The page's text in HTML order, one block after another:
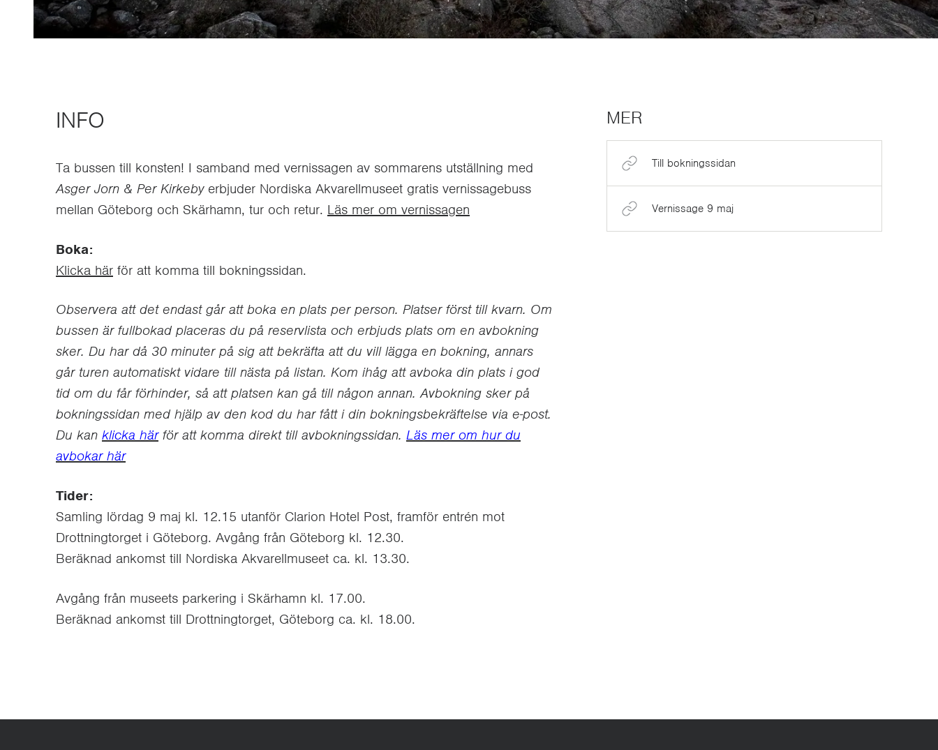
INFO
Ta bussen till konsten! I samband med vernissagen av sommarens utställning med
Asger Jorn & Per Kirkeby erbjuder Nordiska Akvarellmuseet gratis vernissagebuss
mellan Göteborg och Skärhamn, tur och retur. Läs mer om vernissagen
Boka:
Klicka här för att komma till bokningssidan.
Observera att det endast går att boka en plats per person. Platser först till kvarn. Om
bussen är fullbokad placeras du på reservlista och erbjuds plats om en avbokning
sker. Du har då 30 minuter på sig att bekräfta att du vill lägga en bokning, annars
går turen automatiskt vidare till nästa på listan. Kom ihåg att avboka din plats i god
tid om du får förhinder, så att platsen kan gå till någon annan. Avbokning sker på
bokningssidan med hjälp av den kod du har fått i din bokningsbekräftelse via e-post.
Du kan klicka härför att komma direkt till avbokningssidan. Läs mer om hur du
avbokar här
Tider:
Samling lördag 9 maj kl. 12.15 utanför Clarion Hotel Post, framför entrén mot
Drottningtorget i Göteborg. Avgång från Göteborg kl. 12.30.
Beräknad ankomst till Nordiska Akvarellmuseet ca. kl. 13.30.
Avgång från museets parkering i Skärhamn kl. 17.00.
Beräknad ankomst till Drottningtorget, Göteborg ca. kl. 18.00.
MER
Till bokningssidan
Vernissage 9 maj